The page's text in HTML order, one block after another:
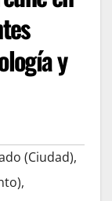
y
(Ciudad),
,